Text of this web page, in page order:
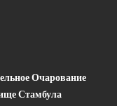
Очарование
Стамбула